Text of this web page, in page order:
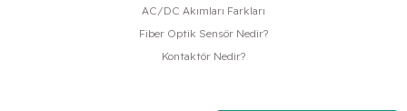
AC/DC Akımları Farkları
Fiber Optik Sensör Nedir?
Kontaktör Nedir?